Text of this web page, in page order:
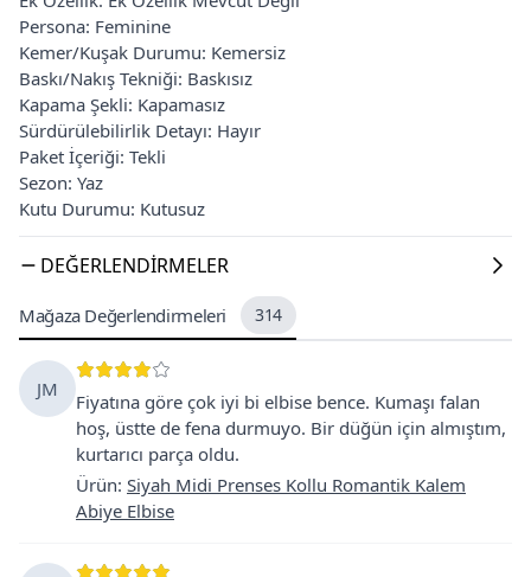
Persona: Feminine
Kemer/Kuşak Durumu: Kemersiz
Baskı/Nakış Tekniği: Baskısız
Kapama Şekli: Kapamasız
Sürdürülebilirlik Detayı: Hayır
Paket İçeriği: Tekli
Sezon: Yaz
Kutu Durumu: Kutusuz
DEĞERLENDIRMELER
Mağaza Değerlendirmeleri 314
JM
Fiyatına göre çok iyi bi elbise bence. Kumaşı falan
hoş, üstte de fena durmuyo. Bir düğün için almıştım,
kurtarıcı parça oldu.
Ürün: Siyah Midi Prenses Kollu Romantik Kalem
Abiye Elbise